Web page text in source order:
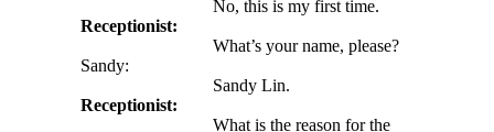
No, this is my first time.
Receptionist:
What’s your name, please?
Sandy:
Sandy Lin.
Receptionist:
What is the reason for the